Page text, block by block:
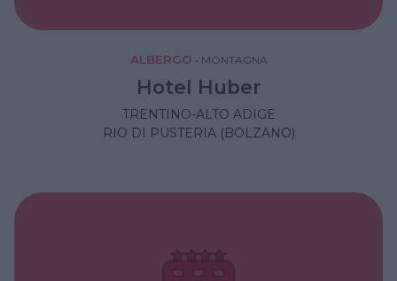
ALBERGO • MONTAGNA
Hotel Huber
TRENTINO-ALTO ADIGE
RIO DI PUSTERIA (BOLZANO)